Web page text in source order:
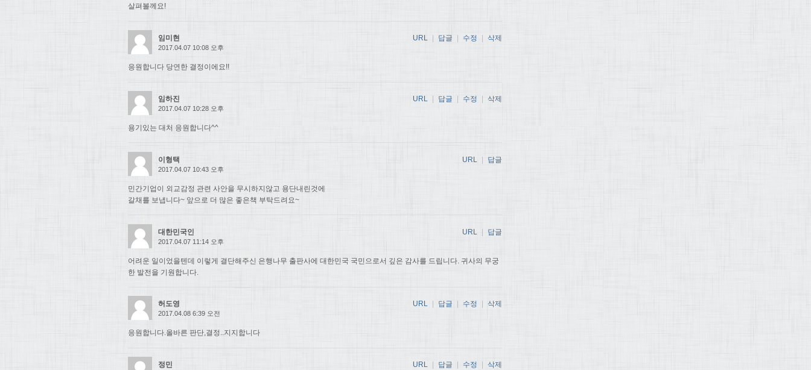
살펴볼께요!
임미현
2017.04.07 10:08 오후
응원합니다 당연한 결정이에요!!
URL 답글 수정 삭제
임하진
2017.04.07 10:28 오후
용기있는 대처 응원합니다^^
URL 답글 수정 삭제
이형택
2017.04.07 10:43 오후
민간기업이 외교감정 관련 사안을 무시하지않고 용단내린것에
갈채를 보냅니다~ 앞으로 더 많은 좋은책 부탁드려요~
URL | 답글
대한민국인
2017.04.07 11:14 오후
어려운 일이었을텐데 이렇게 결단해주신 은행나무 출판사에 대한민국 국민으로서 깊은 감사를 드립니다. 귀사의 무궁
한 발전을 기원합니다.
URL | 답글
허도영
2017.04.08 6:39 오전
응원합니다.올바른 판단,결정..지지합니다
URL 답글 수정 삭제
정민 URL 답글 수정 삭제